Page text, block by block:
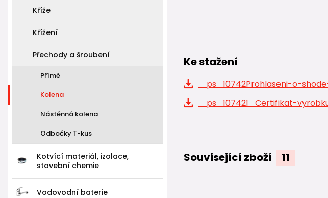
Kříže
Křížení
Přechody a šroubení
Přímé
Kolena
Nástěnná kolena
Odbočky T-kus
Kotvící materiál, izolace,
stavební chemie
Vodovodní baterie
Ke stažení
_ps_10742Prohlaseni-o-
_ps_107421_Certifikat-
Související zboží 11